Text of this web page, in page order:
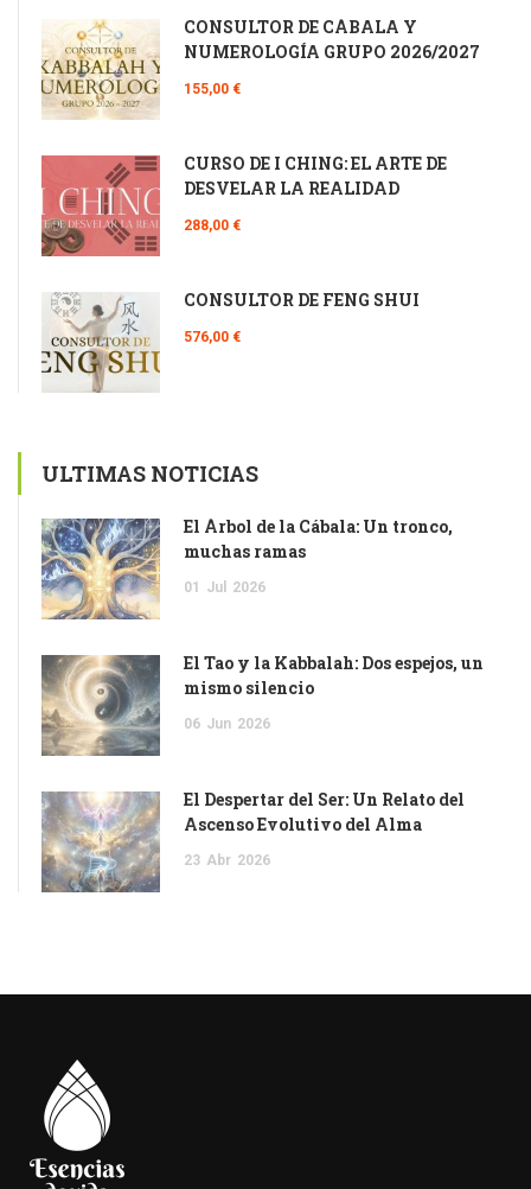
CONSULTOR DE CÁBALA Y
NUMEROLOGÍA GRUPO 2026/2027
155,00 €
CURSO DE I CHING: EL ARTE DE
DESVELAR LA REALIDAD
288,00 €
CONSULTOR DE FENG SHUI
576,00 €
ULTIMAS NOTICIAS
El Árbol de la Cábala: Un tronco,
muchas ramas
01 Jul 2026
El Tao y la Kabbalah: Dos espejos, un
mismo silencio
06 Jun 2026
El Despertar del Ser: Un Relato del
Ascenso Evolutivo del Alma
23 Abr 2026